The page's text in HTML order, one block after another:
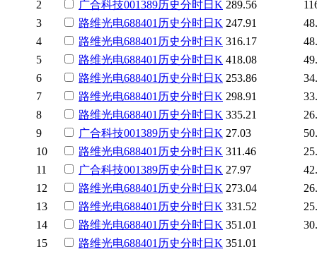
2
广合科技001389历史分时日K 289.56
3
路维光电688401 历史分时日K 247.91
4
路维光电688401 历史分时日K 316.17
5
路维光电688401 历史分时日K 418.08
6
路维光电688401 历史分时日K 253.86
7
路维光电688401 历史分时日K 298.91
8
路维光电688401 历史分时日K 335.21
9
广合科技001389历史分时日K 27.03
10
路维光电688401 历史分时日K 311.46
11
广合科技001389历史分时日K 27.97
12
路维光电688401 历史分时日K 273.04
13
路维光电688401 历史分时日K 331.52
14
路维光电688401 历史分时日K 351.01
15
路维光电688401 历史分时日K 351.01